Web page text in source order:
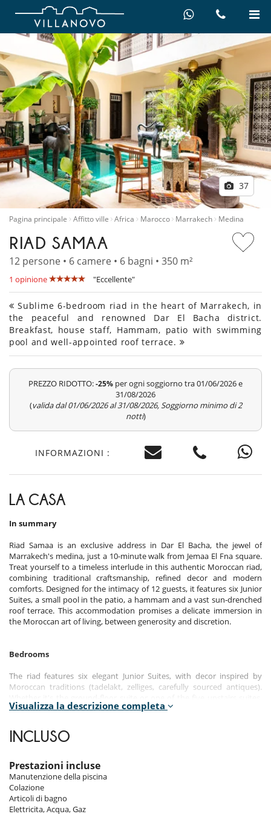
37
Pagina principale Affitto ville Africa Marocco Marrakech Medina
RIAD SAMAA
12 persone • 6 camere • 6 bagni • 350 m²
1 opinione "Eccellente"
Sublime 6-bedroom riad in the heart of Marrakech, in
the peaceful and renowned Dar El Bacha district.
Breakfast, house staff, Hammam, patio with swimming
pool and well-appointed roof terrace.
PREZZO RIDOTTO:-25% per ogni soggiorno tra 01/06/2026 e
31/08/2026
(valida dal 01/06/2026 al 31/08/2026, Soggiorno minimo di 2
notti)
INFORMAZIONI :
LA CASA
In summary
Riad Samaa is an exclusive address in Dar El Bacha, the jewel of
Marrakech's medina, just a 10-minute walk from Jemaa El Fna square.
Treat yourself to a timeless interlude in this authentic Moroccan riad,
combining traditional craftsmanship, refined decor and modern
comforts. Designed for the intimacy of 12 guests, it features six Junior
Suites, a small pool in the patio, a hammam and a vast sun-drenched
roof terrace. This accommodation promises a delicate immersion in
the Moroccan art of living, between generosity and discretion.
Bedrooms
The riad features six elegant Junior Suites, with decor inspired by
Moroccan traditions (tadelakt, zelliges, carefully sourced antiques).
each room offers a hushed, restful ambience.
Room 1
Room, Ground level. This bedroom has 1 double bed 180 cm.
This bedroom includes also air conditioning, living area, safe, dressing
room.
Room 2
Room, 1st floor. This bedroom has 1 double bed 180 cm. Bathroom
Visualizza la descrizione completa
INCLUSO
Prestazioni incluse
Manutenzione della piscina
Colazione
Articoli di bagno
Elettricita, Acqua, Gaz